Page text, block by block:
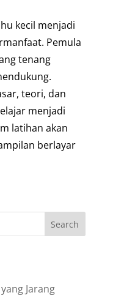
kecil menjadi
Pemula
tenang
teori, dan
menjadi
latihan akan
berlayar
Search
Jarang